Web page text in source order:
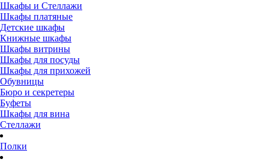
Шкафы и Стеллажи
Шкафы платяные
Детские шкафы
Книжные шкафы
Шкафы витрины
Шкафы для посуды
Шкафы для прихожей
Обувницы
Бюро и секретеры
Буфеты
Шкафы для вина
Стеллажи
Полки